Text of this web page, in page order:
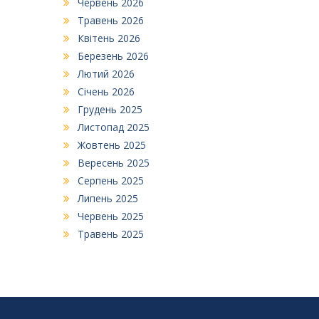
Травень 2026
Квітень 2026
Березень 2026
Лютий 2026
Січень 2026
Грудень 2025
Листопад 2025
Жовтень 2025
Вересень 2025
Серпень 2025
Липень 2025
Червень 2025
Травень 2025